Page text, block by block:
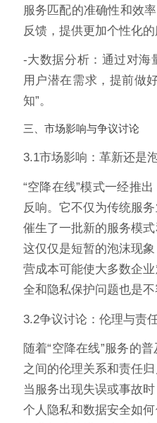
服务匹配的准确性和效
反馈，提供更加个性化的
-大数据分析：通过对海
用户潜在需求，提前做
知”。
三、市场影响与争议讨论
3.1市场影响：革新还是
“空降在线”模式一经推
反响。它不仅为传统服
催生了一批新的服务模
这仅仅是短暂的泡沫现
营成本可能使大多数企
全和隐私保护问题也是不
3.2争议讨论：伦理与责
随着“空降在线”服务的
之间的伦理关系和责任
当服务出现失误或事故
个人隐私和数据安全如